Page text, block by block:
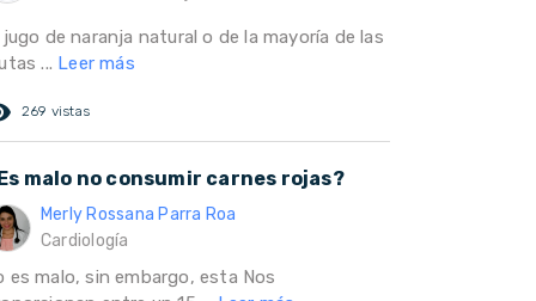
jugo de naranja natural o de la mayoría de las
... Leer más
269 vistas
malo no consumir carnes rojas?
Merly Rossana Parra Roa
Cardiología
es malo, sin embargo, esta Nos